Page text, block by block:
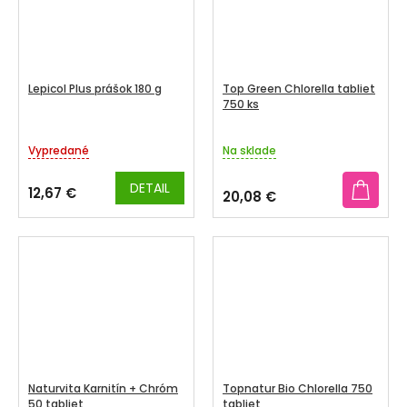
Lepicol Plus prášok 180 g
Vypredané
12,67 € DETAIL
Top Green Chlorella tabliet
750 ks
Na sklade
20,08 €
Naturvita Karnitín + Chróm
50 tabliet
Topnatur Bio Chlorella 750
tabliet